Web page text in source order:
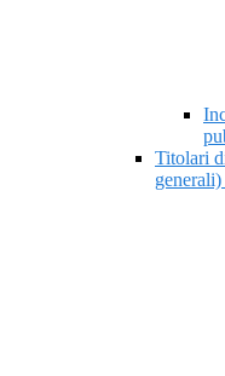
Titolari
generali)